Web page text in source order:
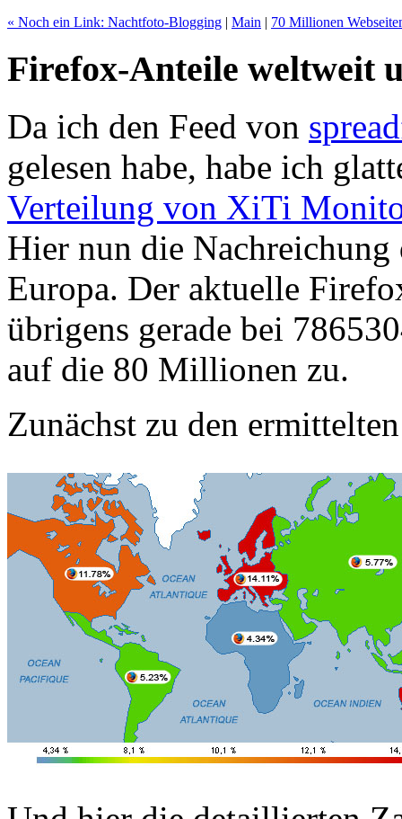
« Noch ein Link: Nachtfoto-Blogging | Main | 70 Millionen
Firefox-Anteile weltweit
Da ich den Feed von
gelesen habe, habe ich
Verteilung von XiTi
Hier nun die
Europa. Der aktuelle
übrigens gerade bei
auf die 80 Millionen zu.
Zunächst zu den